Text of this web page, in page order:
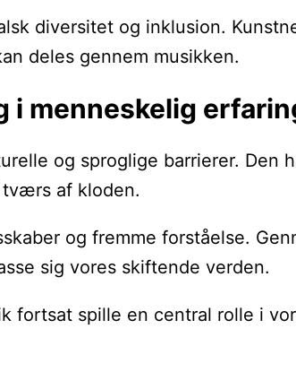
diversitet og inklusion.
deles gennem musikken.
i menneskelig
og sproglige barrierer.
tværs af kloden.
og fremme forståelse.
sig vores skiftende verden.
spille en central rolle i